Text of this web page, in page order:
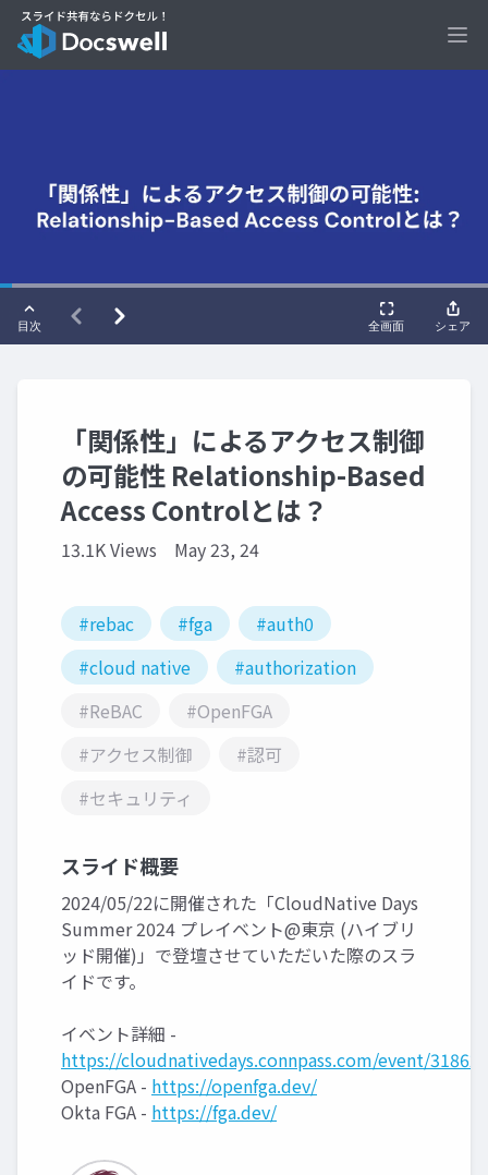
「関係性」によるアクセス制御
の可能性 Relationship-Based
Access Controlとは？
13.1K Views May 23, 24
#rebac #fga
#auth0
#cloud native
#authorization
#ReBAC
#OpenFGA
#アクセス制御
#認可
#セキュリティ
スライド概要
2024/05/22に開催された「CloudNative Days
Summer 2024 プレイベント@東京 (ハイブリ
ッド開催)」で登壇させていただいた際のスラ
イドです。
イベント詳細 -
https://cloudnativedays.connpass.com/event/
OpenFGA - https://openfga.dev/
Okta FGA - https://fga.dev/